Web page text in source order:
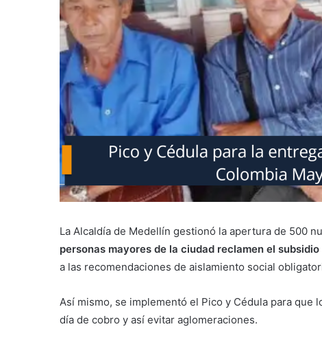
La Alcaldía de Medellín gestionó la apertura de 500
personas mayores de la ciudad reclamen el
a las recomendaciones de aislamiento social
Así mismo, se implementó el Pico y Cédula para
día de cobro y así evitar aglomeraciones.